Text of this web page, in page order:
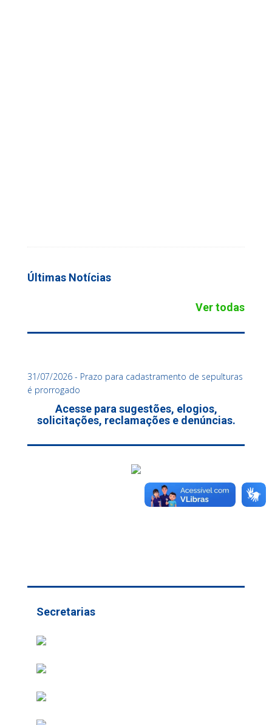
Últimas Notícias
Ver todas
31/07/2026 - Prazo para cadastramento de sepulturas
é prorrogado
Acesse para sugestões, elogios,
solicitações, reclamações e denúncias.
Secretarias